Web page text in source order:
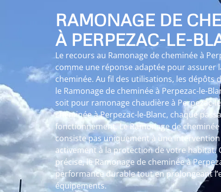
RAMONAGE DE
À PERPEZAC-LE-
Le recours au Ramonage de cheminée à
comme une réponse adaptée pour assurer
cheminée. Au fil des utilisations, les dépôts
le Ramonage de cheminée à Perpezac-le-
soit pour ramonage chaudière à Perpezac-
cheminée à Perpezac-le-Blanc, chaque
fonctionnement. Le Ramonage de cheminée
consiste pas uniquement à une
activement à la protection de votre habitat.
précise, le Ramonage de cheminée à
performance durable tout en prolongeant
équipements.